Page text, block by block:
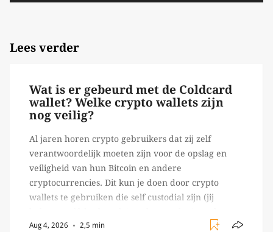
Lees verder
Wat is er gebeurd met de Coldcard
wallet? Welke crypto wallets zijn
nog veilig?
Al jaren horen crypto gebruikers dat zij zelf
verantwoordelijk moeten zijn voor de opslag en
veiligheid van hun Bitcoin en andere
cryptocurrencies. Dit kun je doen door crypto
wallets te gebruiken die self custodial zijn (jij
Ledger of Trezor bijvoorbeeld. Echter, op 29 juli
Aug 4, 2026 2,5 min